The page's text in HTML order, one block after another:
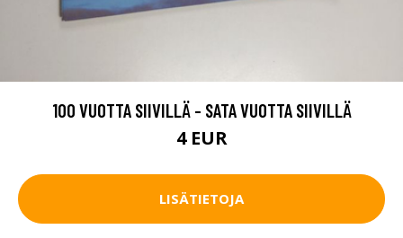
100 VUOTTA SIIVILLÄ - SATA VUOTTA SIIVILLÄ
4 EUR
LISÄTIETOJA